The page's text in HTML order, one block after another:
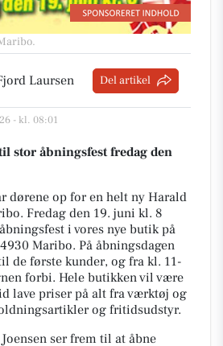
.
Laursen Del artikel
- kl. 08:01
stor åbningsfest fredag den
dørene op for en helt ny Harald
Fredag den 19. juni kl. 8
i vores nye butik på
Maribo. På åbningsdagen
de første kunder, og fra kl. 11-
forbi. Hele butikken vil være
lave priser på alt fra værktøj og
og fritidsudstyr.
ser frem til at åbne